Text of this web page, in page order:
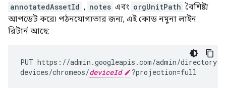
annotatedAssetId , notes এবং orgUnitPath বৈশিষ্ট্য
আপডেট করে৷ পঠনযোগ্যতার জন্য, এই কোড নমুনা লাইন
রিটার্ন আছে:
PUT https://admin.googleapis.com/admin/directory/
devices/chromeos/deviceId ?projection=full